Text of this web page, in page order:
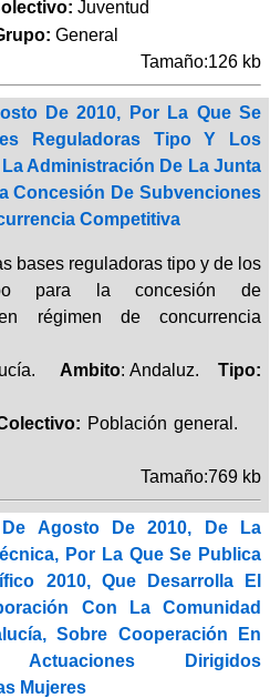
Juventud
General
Tamaño:126 kb
De 2010, Por La Que Se
Reguladoras Tipo Y Los
Administración De La Junta
Concesión De Subvenciones
Competitiva
bases reguladoras tipo y de los
para la concesión de
régimen de concurrencia
Ambito: Andaluz.Tipo:
Población general.
Tamaño:769 kb
Agosto De 2010, De La
Por La Que Se Publica
2010, Que Desarrolla El
Con La Comunidad
Sobre Cooperación En
Dirigidos
Mujeres